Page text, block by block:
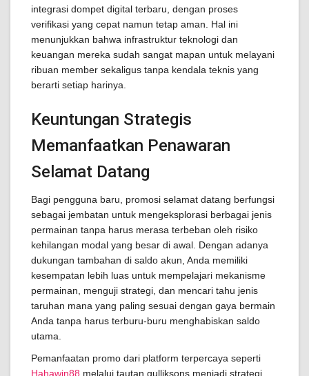
integrasi dompet digital terbaru, dengan proses
verifikasi yang cepat namun tetap aman. Hal ini
menunjukkan bahwa infrastruktur teknologi dan
keuangan mereka sudah sangat mapan untuk melayani
ribuan member sekaligus tanpa kendala teknis yang
berarti setiap harinya.
Keuntungan Strategis
Memanfaatkan Penawaran
Selamat Datang
Bagi pengguna baru, promosi selamat datang berfungsi
sebagai jembatan untuk mengeksplorasi berbagai jenis
permainan tanpa harus merasa terbeban oleh risiko
kehilangan modal yang besar di awal. Dengan adanya
dukungan tambahan di saldo akun, Anda memiliki
kesempatan lebih luas untuk mempelajari mekanisme
permainan, menguji strategi, dan mencari tahu jenis
taruhan mana yang paling sesuai dengan gaya bermain
Anda tanpa harus terburu-buru menghabiskan saldo
utama.
Pemanfaatan promo dari platform terpercaya seperti
Hahawin88 melalui tautan gulliksons menjadi strategi